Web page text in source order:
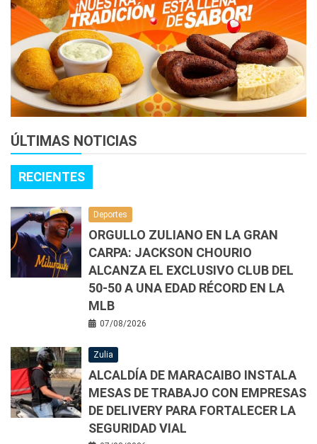
ÚLTIMAS NOTICIAS
RECIENTES
Deportes
ORGULLO ZULIANO EN LA GRAN
CARPA: JACKSON CHOURIO
ALCANZA EL EXCLUSIVO CLUB DEL
50-50 A UNA EDAD RÉCORD EN LA
MLB
07/08/2026
Zulia
ALCALDÍA DE MARACAIBO INSTALA
MESAS DE TRABAJO CON EMPRESAS
DE DELIVERY PARA FORTALECER LA
SEGURIDAD VIAL